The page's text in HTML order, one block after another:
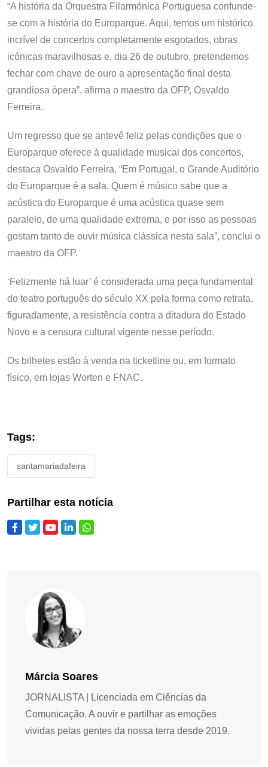
“A história da Orquestra Filarmónica Portuguesa confunde-
se com a história do Europarque. Aqui, temos um histórico
incrível de concertos completamente esgotados, obras
icónicas maravilhosas e, dia 26 de outubro, pretendemos
fechar com chave de ouro a apresentação final desta
grandiosa ópera”, afirma o maestro da OFP, Osvaldo
Ferreira.
Um regresso que se antevê feliz pelas condições que o
Europarque oferece à qualidade musical dos concertos,
destaca Osvaldo Ferreira. “Em Portugal, o Grande Auditório
do Europarque é a sala. Quem é músico sabe que a
acústica do Europarque é uma acústica quase sem
paralelo, de uma qualidade extrema, e por isso as pessoas
gostam tanto de ouvir música clássica nesta sala”, conclui o
maestro da OFP.
‘Felizmente há luar’ é considerada uma peça fundamental
do teatro português do século XX pela forma como retrata,
figuradamente, a resistência contra a ditadura do Estado
Novo e a censura cultural vigente nesse período.
Os bilhetes estão à venda na ticketline ou, em formato
físico, em lojas Worten e FNAC.
Tags:
santamariadafeira
Partilhar esta notícia
Márcia Soares
JORNALISTA | Licenciada em Ciências da
Comunicação. A ouvir e partilhar as emoções
vividas pelas gentes da nossa terra desde 2019.